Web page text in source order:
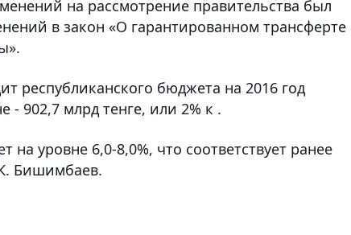
на рассмотрение правительства был
в закон «О гарантированном трансферте
республиканского бюджета на 2016 год
- 902,7 млрд тенге, или 2% к .
на уровне 6,0-8,0%, что соответствует ранее
Бишимбаев.